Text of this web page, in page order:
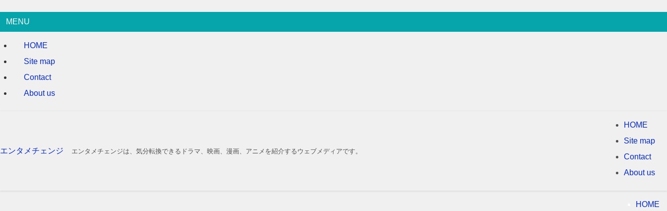
MENU
HOME
Site map
Contact
About us
エンタメチェンジ エンタメチェンジは、気分転換できるドラマ、映画、漫画、アニメを紹介するウェブメディアです。
HOME
Site map
Contact
About us
HOME